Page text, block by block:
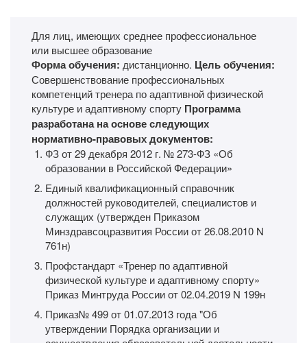
Для лиц, имеющих среднее профессиональное
или высшее образование
Форма обучения: дистанционно. Цель обучения:
Совершенствование профессиональных
компетенций тренера по адаптивной физической
культуре и адаптивному спорту Программа
разработана на основе следующих
нормативно-правовых документов:
ФЗ от 29 декабря 2012 г. № 273-ФЗ «Об
образовании в Российской Федерации»
Единый квалификационный справочник
должностей руководителей, специалистов и
служащих (утвержден Приказом
Минздравсоцразвития России от 26.08.2010 N
761н)
Профстандарт «Тренер по адаптивной
физической культуре и адаптивному спорту»
Приказ Минтруда России от 02.04.2019 N 199н
Приказ№ 499 от 01.07.2013 года "Об
утверждении Порядка организации и